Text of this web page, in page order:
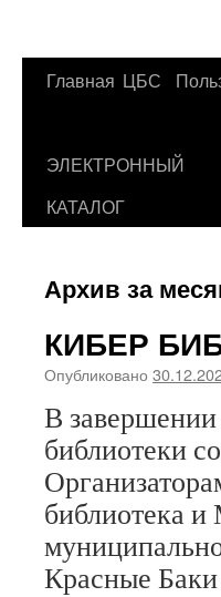
Перейти
содержимому
Главная ЦБС
ЭЛЕКТРОННЫЙ
КАТАЛОГ
Архив за
КИБЕР
Опубликовано
В завершении
библиотеки
библиотека и
Красные Баки